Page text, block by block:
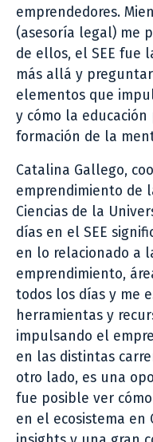
emprendedores.
(asesoría legal) me
de ellos, el SEE fue
más allá y
elementos que
y cómo la
formación de la
Catalina Gallego,
emprendimiento de
Ciencias de la
días en el SEE
en lo relacionado a
emprendimiento,
todos los días y me
herramientas y
impulsando el
en las distintas
otro lado, es una
fue posible ver
en el ecosistema